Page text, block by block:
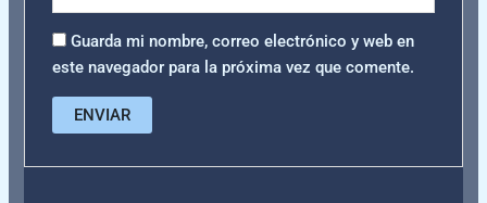
Guarda mi nombre, correo electrónico y web en
este navegador para la próxima vez que comente.